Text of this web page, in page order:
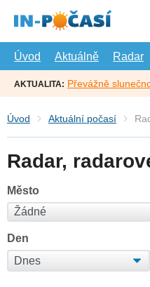
hlavní
Úvod
Aktuálně Radar
AKTUALITA: Převážně
Úvod Aktuální počasí
Radar,
Město
Den